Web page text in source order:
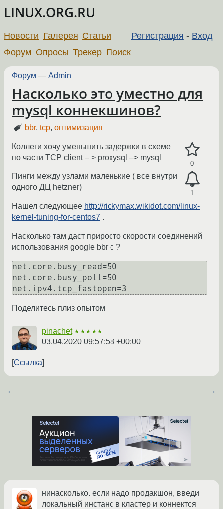
LINUX.ORG.RU
Регистрация - Вход
Новости Галерея Статьи
Форум Опросы Трекер Поиск
Форум — Admin
Насколько это уместно для
mysql коннекшинов?
bbr,tcp,оптимизация
0
1
Коллеги хочу уменьшить задержки в схеме
по части TCP client – > proxysql –> mysql
Пинги между узлами маленькие ( все внутри
одного ДЦ hetzner)
Нашел следующее http://rickymax.wikidot.com/linux-
kernel-tuning-for-centos7 .
Насколько там даст приросто скорости соединений
использования google bbr c ?
net.core.busy_read=50
net.core.busy_poll=50
Поделитесь плиз опытом
pinachet ★★★★★
03.04.2020 09:57:58 +00:00
Ссылка
← →
нинасколько. если надо продакшон, введи
локальный инстанс в кластер и коннектся